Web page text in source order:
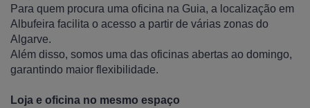
Para quem procura uma oficina na Guia, a localização em
Albufeira facilita o acesso a partir de várias zonas do
Algarve.
Além disso, somos uma das oficinas abertas ao domingo,
garantindo maior flexibilidade.
Loja e oficina no mesmo espaço